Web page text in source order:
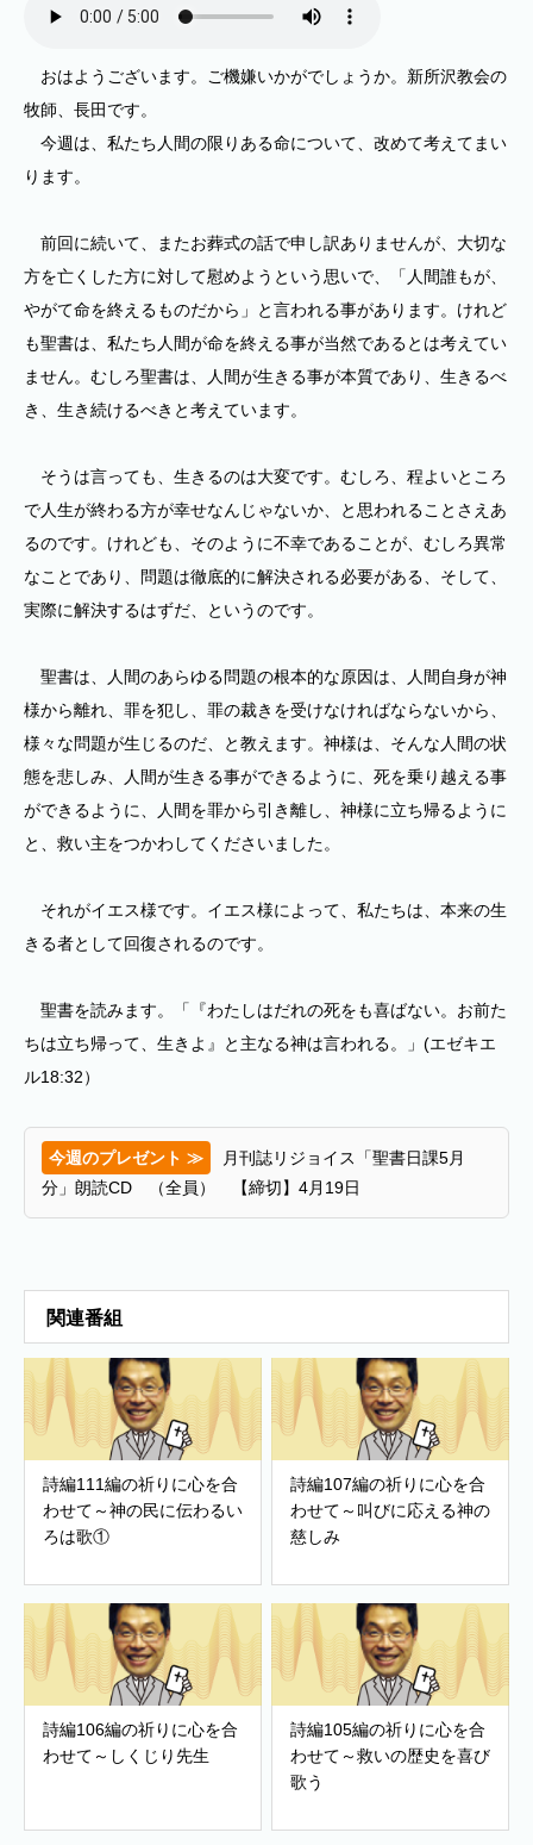
おはようございます。ご機嫌いかがでしょうか。新所沢教会の
牧師、長田です。
今週は、私たち人間の限りある命について、改めて考えてまい
ります。
前回に続いて、またお葬式の話で申し訳ありませんが、大切な
方を亡くした方に対して慰めようという思いで、「人間誰もが、
やがて命を終えるものだから」と言われる事があります。けれど
も聖書は、私たち人間が命を終える事が当然であるとは考えてい
ません。むしろ聖書は、人間が生きる事が本質であり、生きるべ
き、生き続けるべきと考えています。
そうは言っても、生きるのは大変です。むしろ、程よいところ
で人生が終わる方が幸せなんじゃないか、と思われることさえあ
るのです。けれども、そのように不幸であることが、むしろ異常
なことであり、問題は徹底的に解決される必要がある、そして、
実際に解決するはずだ、というのです。
聖書は、人間のあらゆる問題の根本的な原因は、人間自身が神
様から離れ、罪を犯し、罪の裁きを受けなければならないから、
様々な問題が生じるのだ、と教えます。神様は、そんな人間の状
態を悲しみ、人間が生きる事ができるように、死を乗り越える事
ができるように、人間を罪から引き離し、神様に立ち帰るように
と、救い主をつかわしてくださいました。
それがイエス様です。イエス様によって、私たちは、本来の生
きる者として回復されるのです。
聖書を読みます。「『わたしはだれの死をも喜ばない。お前た
ちは立ち帰って、生きよ』と主なる神は言われる。」(エゼキエ
ル18:32）
今週のプレゼント ≫
月刊誌リジョイス「聖書日課5月
分」朗読CD （全員） 【締切】4月19日
関連番組
詩編111編の祈りに心を合
わせて～神の民に伝わるい
ろは歌①
詩編107編の祈りに心を合
わせて～叫びに応える神の
慈しみ
詩編106編の祈りに心を合
わせて～しくじり先生
詩編105編の祈りに心を合
わせて～救いの歴史を喜び
歌う